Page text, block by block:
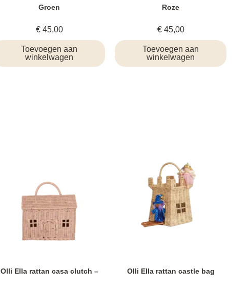
Groen
€45,00
Toevoegen aan
winkelwagen
Roze
€45,00
Toevoegen aan
winkelwagen
Olli Ella rattan casa clutch – Olli Ella rattan castle bag